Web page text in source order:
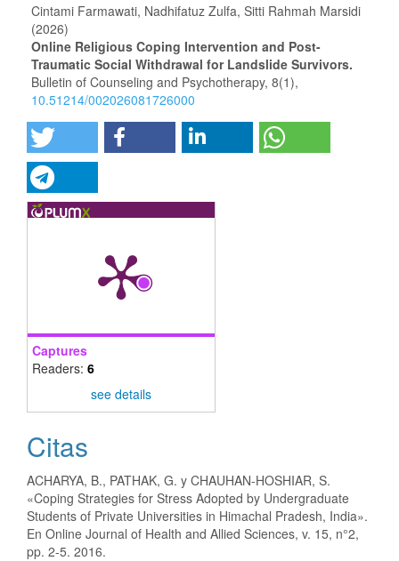
Cintami Farmawati, Nadhifatuz Zulfa, Sitti Rahmah Marsidi
(2026)
Online Religious Coping Intervention and Post-
Traumatic Social Withdrawal for Landslide Survivors.
Bulletin of Counseling and Psychotherapy, 8(1),
10.51214/002026081726000
Captures
Readers: 6
see details
Citas
ACHARYA, B., PATHAK, G. y CHAUHAN-HOSHIAR, S.
«Coping Strategies for Stress Adopted by Undergraduate
Students of Private Universities in Himachal Pradesh, India».
En Online Journal of Health and Allied Sciences, v. 15, n°2,
pp. 2-5. 2016.